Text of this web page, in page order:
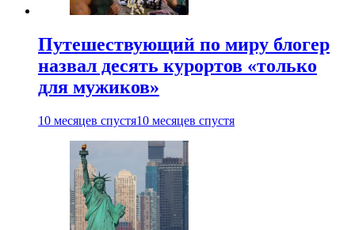
Путешествующий по миру блогер
назвал десять курортов «только
для мужиков»
10 месяцев спустя10 месяцев спустя